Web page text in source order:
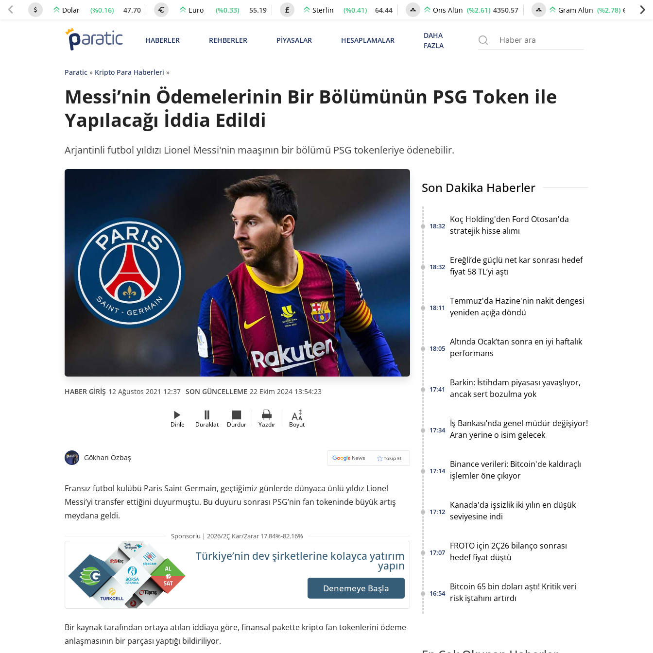
Dolar (%0.16) 47.70 Euro (%0.33) 55.19 Sterlin (%0.41) 64.44 Ons Altın (%2.61) 4350.57 Gram Altın (%2.78) 6672.78
HABERLER REHBERLER PİYASALAR HESAPLAMALAR
DAHA
FAZLA
Paratic» Kripto Para Haberleri »
Messi’nin Ödemelerinin Bir Bölümünün PSG Token ile
Yapılacağı İddia Edildi
Arjantinli futbol yıldızı Lionel Messi'nin maaşının bir bölümü PSG tokenleriye ödenebilir.
HABER GİRİŞ 12 Ağustos 2021 12:37 SON GÜNCELLEME 22 Ekim 2024 13:54:23
Dinle Duraklat Durdur Yazdır Boyut
Gökhan Özbaş
Fransız futbol kulübü Paris Saint Germain, geçtiğimiz günlerde dünyaca ünlü yıldız Lionel
Messi’yi transfer ettiğini duyurmuştu. Bu duyuru sonrası PSG’nin fan tokeninde büyük artış
meydana geldi.
Sponsorlu | 2026/2Ç Kar/Zarar 17.84%-82.16%
Türkiye’nin dev şirketlerine kolayca yatırım
yapın
Denemeye Başla
Bir kaynak tarafından ortaya atılan iddiaya göre, finansal pakette kripto fan tokenlerini ödeme
anlaşmasının bir parçası yaptığı bildiriliyor.
Son Dakika Haberler
18:32
Koç Holding'den Ford Otosan'da
stratejik hisse alımı
18:32
Ereğli’de güçlü net kar sonrası hedef
fiyat 58 TL’yi aştı
18:11
Temmuz'da Hazine'nin nakit dengesi
yeniden açığa döndü
18:05
Altında Ocak’tan sonra en iyi haftalık
performans
17:41
Barkin: İstihdam piyasası yavaşlıyor,
ancak sert bozulma yok
17:34
İş Bankası’nda genel müdür değişiyor!
Aran yerine o isim gelecek
17:14
Binance verileri: Bitcoin'de kaldıraçlı
işlemler öne çıkıyor
17:12
Kanada'da işsizlik iki yılın en düşük
seviyesine indi
17:07
FROTO için 2Ç26 bilanço sonrası
hedef fiyat düştü
16:54
Bitcoin 65 bin doları aştı! Kritik veri
risk iştahını artırdı